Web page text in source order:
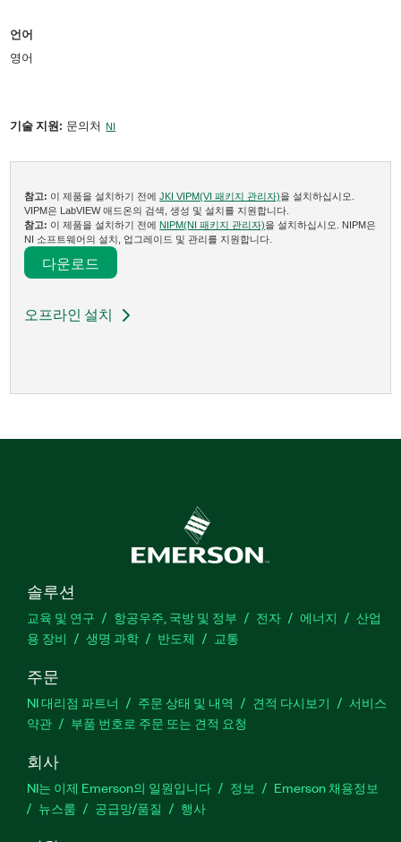
언어
영어
기술 지원: 문의처 NI
참고: 이 제품을 설치하기 전에JKI VIPM(VI 패키지 관리자)을 설치하십시오.
VIPM은 LabVIEW 애드온의 검색, 생성 및 설치를 지원합니다.
참고: 이 제품을 설치하기 전에 NIPM(NI 패키지 관리자)을 설치하십시오. NIPM은
NI 소프트웨어의 설치, 업그레이드 및 관리를 지원합니다.
다운로드​
오프라인 설치
솔루션
교육 및 연구 항공우주, 국방 및 정부 전자 에너지
산업
용 장비
생명 과학 반도체 교통
주문
NI 대리점 파트너 주문 상태 및 내역 견적 다시보기
서비스
약관
부품 번호로 주문 또는 견적 요청
회사
NI는 이제 Emerson의 일원입니다 정보
Emerson 채용정보
뉴스룸
공급망/품질 행사